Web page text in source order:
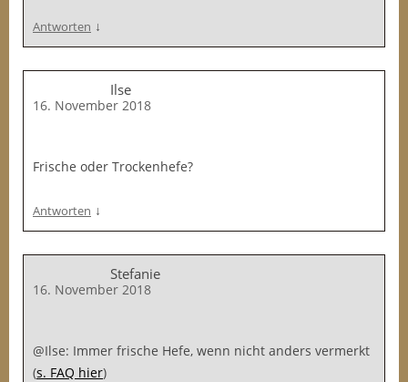
Antworten ↓
Ilse
16. November 2018
Frische oder Trockenhefe?
Antworten ↓
Stefanie
16. November 2018
@Ilse: Immer frische Hefe, wenn nicht anders vermerkt
(s. FAQ hier)